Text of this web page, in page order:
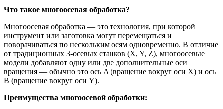
Что такое многоосевая обработка?
Многоосевая обработка — это технология, при которой
инструмент или заготовка могут перемещаться и
поворачиваться по нескольким осям одновременно. В отличие
от традиционных 3‑осевых станков (X, Y, Z), многоосевые
модели добавляют одну или две дополнительные оси
вращения — обычно это ось A (вращение вокруг оси X) и ось
B (вращение вокруг оси Y).
Преимущества многоосевой обработки: